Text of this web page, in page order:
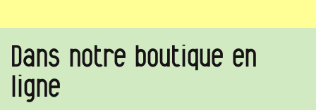
Dans notre boutique en
ligne